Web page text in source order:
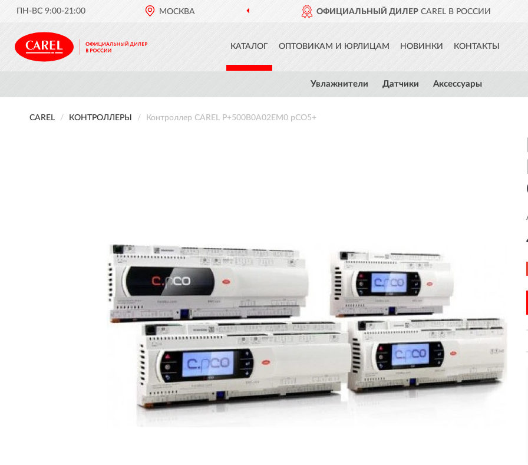
ПН-ВС 9:00-21:00 МОСКВА ОФИЦИАЛЬНЫЙ ДИЛЕРCAREL В РОССИИ
КАТАЛОГ ОПТОВИКАМ И ЮРЛИЦАМ НОВИНКИ КОНТАКТЫ
Увлажнители Датчики Аксессуары
CAREL КОНТРОЛЛЕРЫ Контроллер CAREL P+500B0A02EM0 pCO5+